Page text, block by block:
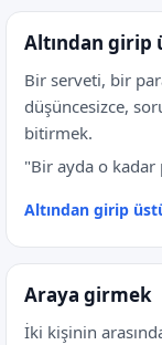
Altından girip
Bir serveti, bir
düşüncesizce,
bitirmek.
"Bir ayda o kadar
Altından girip
Araya girmek
İki kişinin